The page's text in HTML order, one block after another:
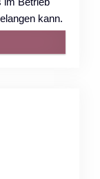
kann.